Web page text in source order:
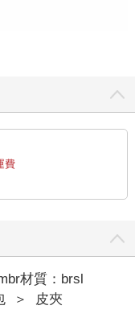
費
材質：brsl
＞ 皮夾